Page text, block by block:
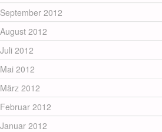
September 2012
August 2012
Juli 2012
Mai 2012
März 2012
Februar 2012
Januar 2012